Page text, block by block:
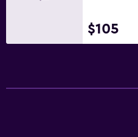
$105